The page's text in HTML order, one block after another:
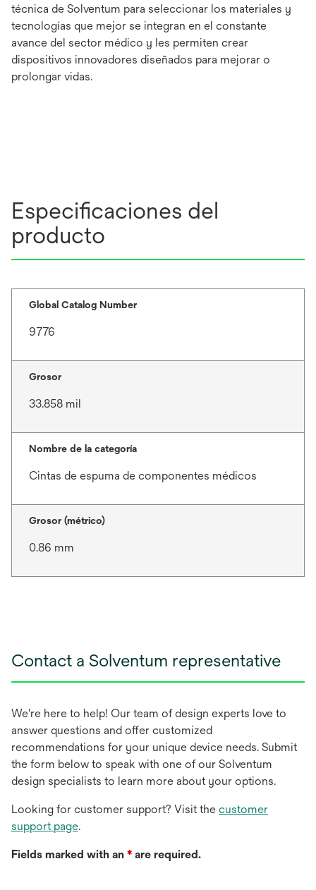
técnica de Solventum para seleccionar los materiales y
tecnologías que mejor se integran en el constante
avance del sector médico y les permiten crear
dispositivos innovadores diseñados para mejorar o
prolongar vidas.
Especificaciones del
producto
Global Catalog Number
9776
Grosor
33.858 mil
Nombre de la categoría
Cintas de espuma de componentes médicos
Grosor (métrico)
0.86 mm
Contact a Solventum representative
We're here to help! Our team of design experts love to
answer questions and offer customized
recommendations for your unique device needs. Submit
the form below to speak with one of our Solventum
design specialists to learn more about your options.
Looking for customer support? Visit the customer
support page.
Fields marked with an * are required.